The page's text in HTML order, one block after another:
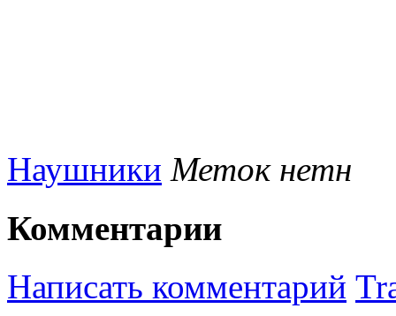
Наушники Меток нетн
Комментарии
Написать комментарий